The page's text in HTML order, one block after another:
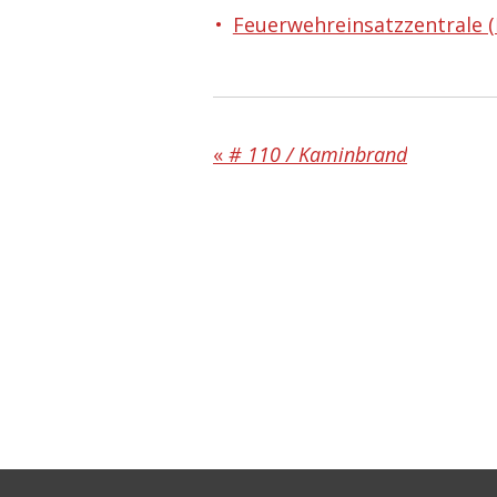
Feuerwehreinsatzzentrale
« # 110 / Kaminbrand